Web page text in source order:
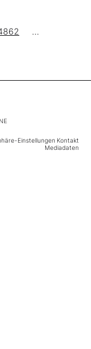
...
Einstellungen Kontakt
Mediadaten